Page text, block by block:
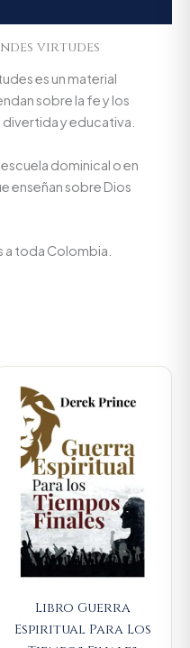
virtudes
es un material
sobre la fe y los
y educativa.
dominical o en
enseñan sobre Dios
toda Colombia.
Libro Guerra
Espiritual Para Los
was:
Current